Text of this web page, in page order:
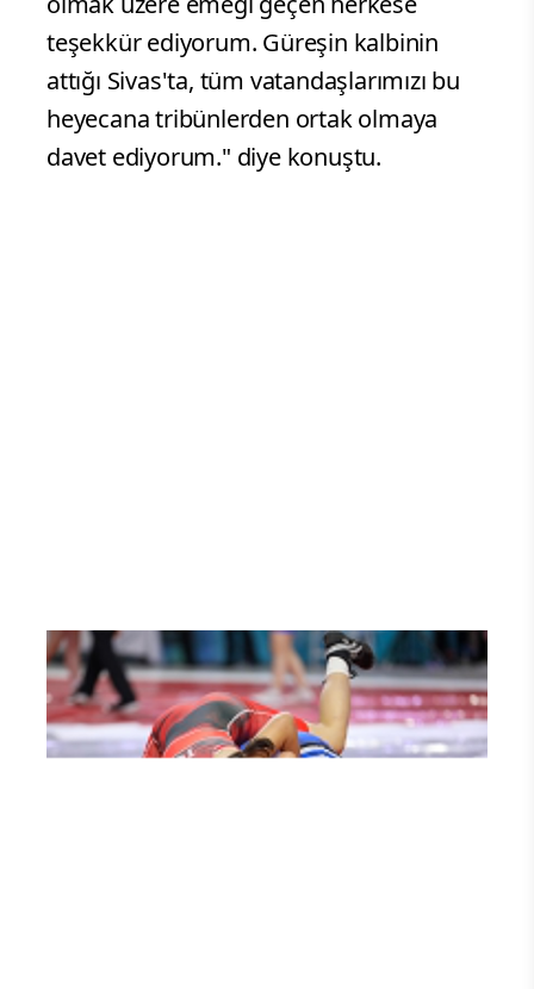
teşekkür ediyorum. Güreşin kalbinin
attığı Sivas'ta, tüm vatandaşlarımızı bu
heyecana tribünlerden ortak olmaya
davet ediyorum." diye konuştu.